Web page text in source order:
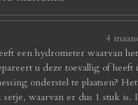
4
een hydrometer waarvan
u deze toevallig of heeft
onderstel te plaatsen? Het
setje, waarvan er dus 1 stuk is.